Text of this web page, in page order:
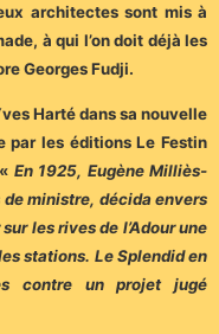
architectes sont mis à
à qui l’on doit déjà les
Georges Fudji.
Harté dans sa nouvelle
par les éditions Le Festin
En 1925, Eugène Milliès-
ministre, décida envers
les rives de l’Adour une
stations. Le Splendid en
contre un projet jugé